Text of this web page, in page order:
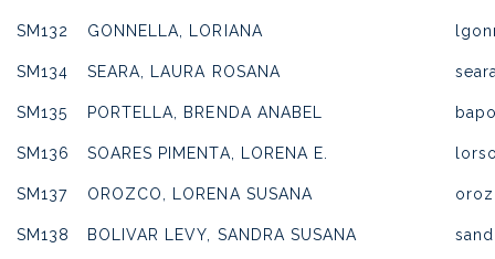
SM132 GONNELLA, LORIANA
SM134 SEARA, LAURA ROSANA
SM135 PORTELLA, BRENDA ANABEL
SM136 SOARES PIMENTA, LORENA E.
SM137 OROZCO, LORENA SUSANA
SM138 BOLIVAR LEVY, SANDRA SUSANA